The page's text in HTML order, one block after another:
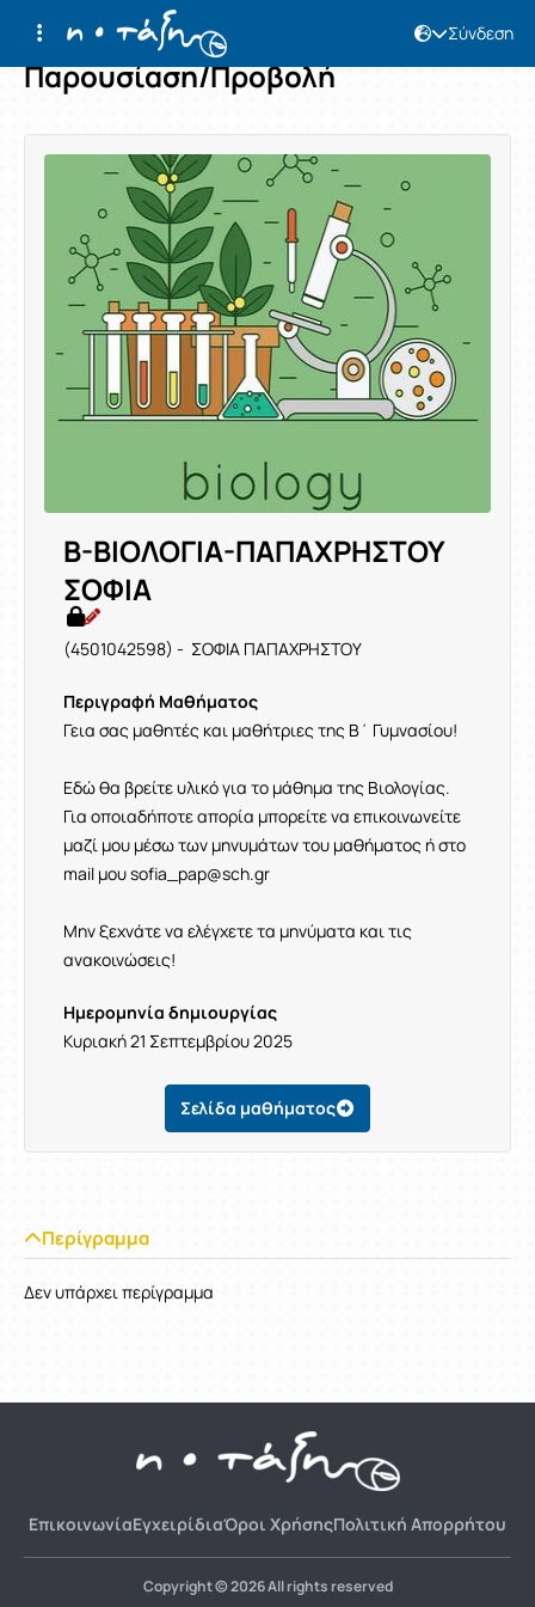
Σύνδεση
Παρουσίαση/Προβολή
Β-ΒΙΟΛΟΓΙΑ-ΠΑΠΑΧΡΗΣΤΟΥ
ΣΟΦΙΑ
(4501042598) - ΣΟΦΙΑ ΠΑΠΑΧΡΗΣΤΟΥ
Περιγραφή Μαθήματος
Γεια σας μαθητές και μαθήτριες της Β΄ Γυμνασίου!
Εδώ θα βρείτε υλικό για το μάθημα της Βιολογίας.
Για οποιαδήποτε απορία μπορείτε να επικοινωνείτε
μαζί μου μέσω των μηνυμάτων του μαθήματος ή στο
mail μου sofia_pap@sch.gr
Μην ξεχνάτε να ελέγχετε τα μηνύματα και τις
ανακοινώσεις!
Ημερομηνία δημιουργίας
Κυριακή 21 Σεπτεμβρίου 2025
Σελίδα μαθήματος
Περίγραμμα
Δεν υπάρχει περίγραμμα
ΕπικοινωνίαΕγχειρίδιαΌροι ΧρήσηςΠολιτική Απορρήτου
Copyright © 2026 All rights reserved